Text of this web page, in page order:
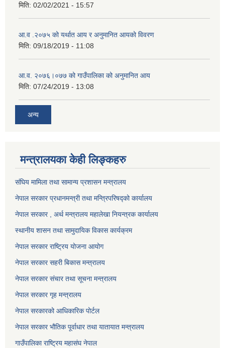
मिति: 02/02/2021 - 15:57
आ.व .२०७५ को यर्थात आय र अनुमानित आयको विवरण
मिति: 09/18/2019 - 11:08
आ.व. २०७६।०७७ को गाउँपालिका को अनुमानित आय
मिति: 07/24/2019 - 13:08
अन्य
मन्त्रालयका केही लिङ्कहरु
संघिय मामिला तथा सामान्य प्रशासन मन्त्रालय
नेपाल सरकार प्रधानमन्त्री तथा मन्त्रिपरिषद्को कार्यालय
नेपाल सरकार , अर्थ मन्त्रालय महालेखा नियन्त्रक कार्यालय
स्थानीय शासन तथा सामुदायिक विकास कार्यक्रम
नेपाल सरकार राष्ट्रिय योजना आयोग
नेपाल सरकार सहरी बिकास मन्त्रालय
नेपाल सरकार संचार तथा सूचना मन्त्रालय
नेपाल सरकार गृह मन्त्रालय
नेपाल सरकारको आधिकारिक पोर्टल
नेपाल सरकार भौतिक पूर्वाधार तथा यातायात मन्त्रालय
गाउँपालिका राष्ट्रिय महासंघ नेपाल